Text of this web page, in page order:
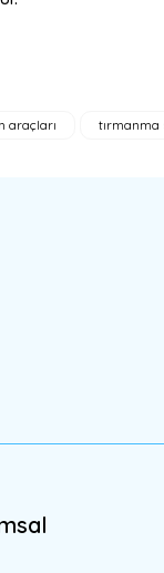
öneri formunu
araçları tırmanma